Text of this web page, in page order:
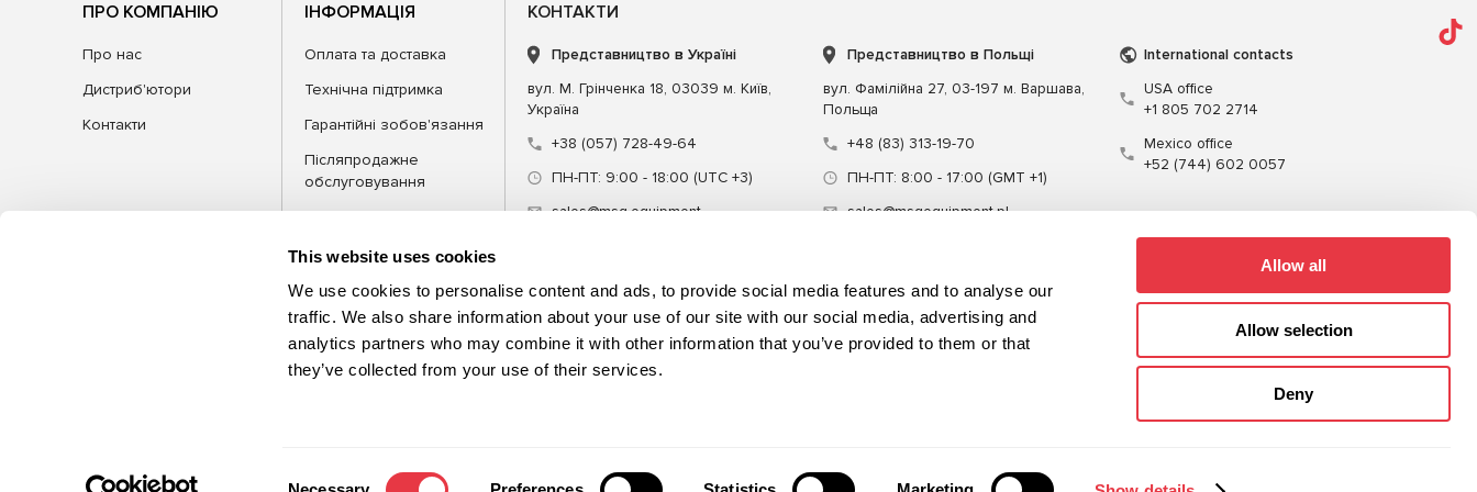
This website uses cookies
We use cookies to personalise content and ads, to provide social media features and to analyse our
traffic. We also share information about your use of our site with our social media, advertising and
analytics partners who may combine it with other information that you’ve provided to them or that
they’ve collected from your use of their services.
Allow all
Allow selection
Deny
ПРО КОМПАНІЮ
Про нас
Дистриб'ютори
Контакти
ІНФОРМАЦІЯ
Оплата та доставка
Технічна підтримка
Гарантійні зобов'язання
Післяпродажне
обслуговування
FAQ
Блог
КОНТАКТИ
Представництво в Україні
вул. М. Грінченка 18, 03039 м. Київ,
Україна
+38 (057) 728-49-64
ПН-ПТ: 9:00 - 18:00 (UTC +3)
sales@msg.equipment
Представництво в Польщі
вул. Фамілійна 27, 03-197 м. Варшава,
Польща
+48 (83) 313-19-70
ПН-ПТ: 8:00 - 17:00 (GMT +1)
sales@msgequipment.pl
International contacts
USA office
+1 805 702 2714
Mexico office
+52 (744) 602 0057
Обладнання Спецінструмент Навчання Кабелі